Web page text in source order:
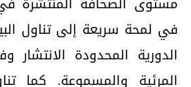
في لمحة سريعة إلى تناول
الدورية المحدودة الانتشار
المرئية والمسموعة. كما